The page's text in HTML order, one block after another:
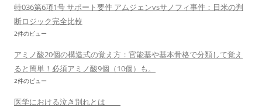
特036第6項1号 サポート要件 アムジェンvsサノフィ事件：日米の判
断ロジック完全比較
2件のビュー
アミノ酸20個の構造式の覚え方：官能基や基本骨格で分類して覚え
ると簡単！必須アミノ酸9個（10個）も。
2件のビュー
医学における泣き別れとは